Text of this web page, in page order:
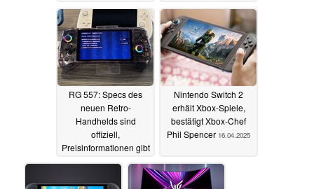
RG 557: Specs des
neuen Retro-
Handhelds sind
offiziell,
Preisinformationen gibt
es ebenfalls17.04.2025
Nintendo Switch 2
erhält Xbox-Spiele,
bestätigt Xbox-Chef
Phil Spencer 16.04.2025